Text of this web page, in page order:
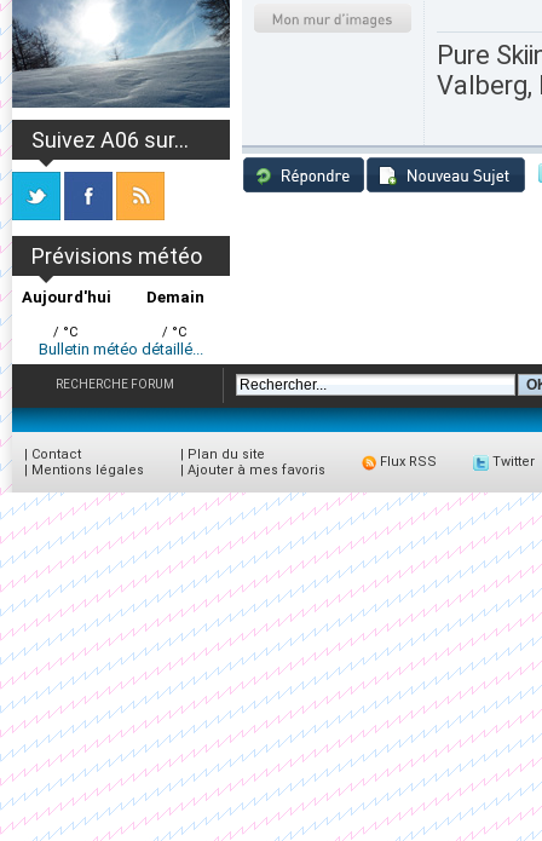
Suivez A06 sur...
Prévisions météo
Aujourd'hui
/ °C
Demain
/ °C
Bulletin météo détaillé...
Pure
Valberg,
RECHERCHE FORUM
| Contact
| Mentions légales
| Plan du site
| Ajouter à mes favoris
Flux RSS Twitter